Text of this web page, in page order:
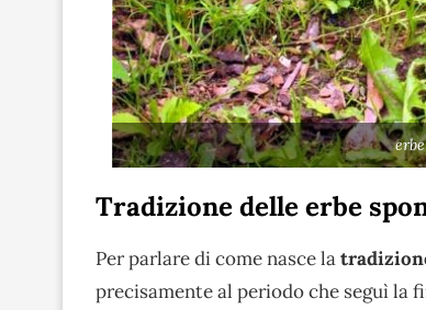
Tradizione delle erbe
Per parlare di come nasce la
precisamente al periodo che seguì la